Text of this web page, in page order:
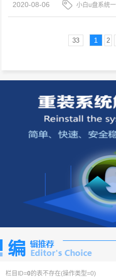
2020-08-06
小白u盘系统
系统
小白一键重
33 1 2
栏目ID=0 的表不存在(操作类型=0)